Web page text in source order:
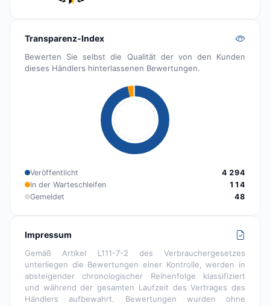
Transparenz-Index
Bewerten Sie selbst die Qualität der von den Kunden
dieses Händlers hinterlassenen Bewertungen.
Veröffentlicht
4 294
In der Warteschleifen
114
Gemeldet
48
Impressum
Gemäß Artikel L111-7-2 des Verbrauchergesetzes
unterliegen die Bewertungen einer Kontrolle, werden in
absteigender chronologischer Reihenfolge klassifiziert
und während der gesamten Laufzeit des Vertrages des
Händlers aufbewahrt. Bewertungen wurden ohne